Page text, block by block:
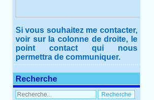
Si vous souhaitez me contacter,
voir sur la colonne de droite, le
point contact qui nous
permettra de communiquer.
Recherche